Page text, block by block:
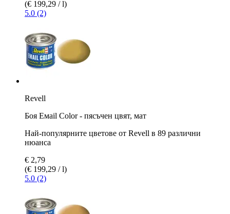
(€ 199,29 / l)
5.0 (2)
Revell
Боя Емаil Color - пясъчен цвят, мат
Най-популярните цветове от Revell в 89 различни
нюанса
€ 2,79
(€ 199,29 / l)
5.0 (2)